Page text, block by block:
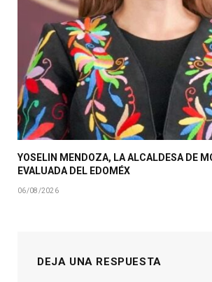
YOSELIN MENDOZA, LA ALCALDESA DE
EVALUADA DEL EDOMÉX
06/08/2026
DEJA UNA RESPUESTA